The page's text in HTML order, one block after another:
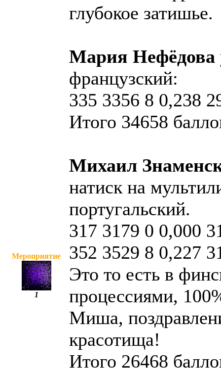
Мероприятие
1
глубокое затишье.
Мария Нефёдова
французский:
335 3356 8 0,238
Итого 34658
Михаил
натиск на
португальский.
317 3179 0 0,000
352 3529 8 0,227
Это то есть в
процессиями,
Миша,
красотища!
Итого 26468